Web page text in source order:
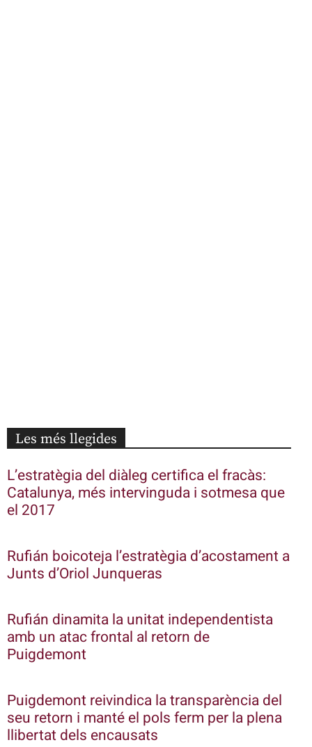
Les més llegides
L’estratègia del diàleg certifica el fracàs:
Catalunya, més intervinguda i sotmesa que
el 2017
Rufián boicoteja l’estratègia d’acostament a
Junts d’Oriol Junqueras
Rufián dinamita la unitat independentista
amb un atac frontal al retorn de
Puigdemont
Puigdemont reivindica la transparència del
seu retorn i manté el pols ferm per la plena
llibertat dels encausats